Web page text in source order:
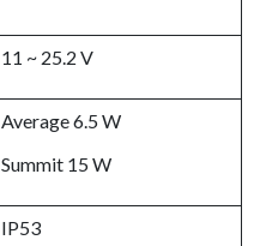
11 ~ 25.2 V
Average 6.5 W
Summit 15 W
IP53